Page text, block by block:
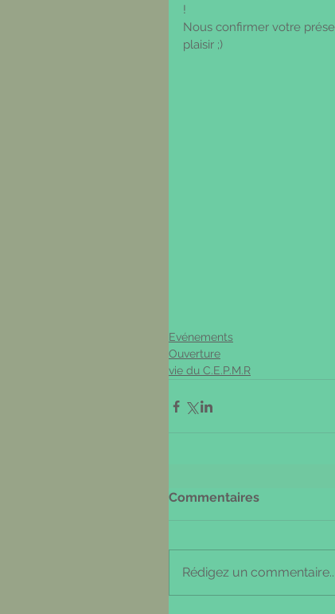
!
Nous confirmer votre
plaisir ;)
Evénements
Ouverture
vie du C.E.P.M.R
Commentaires
Rédigez un commentaire...